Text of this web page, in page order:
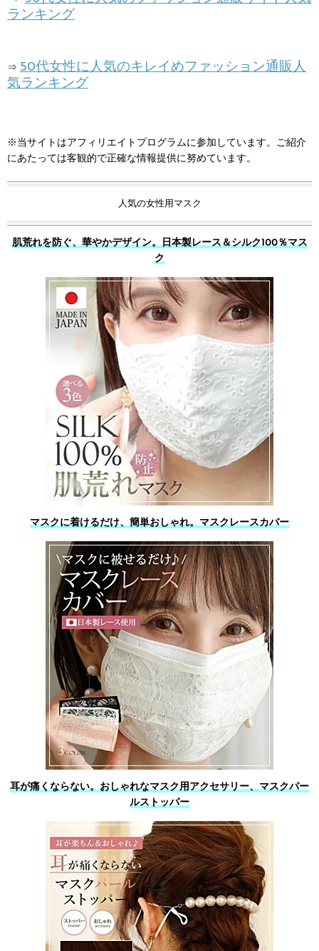
ランキング
⇒ 50代女性に人気のキレイめファッション通販人
気ランキング
※当サイトはアフィリエイトプログラムに参加しています。ご紹介
にあたっては客観的で正確な情報提供に努めています。
人気の女性用マスク
肌荒れを防ぐ、華やかデザイン。日本製レース＆シルク100％マス
ク
マスクに着けるだけ、簡単おしゃれ。マスクレースカバー
耳が痛くならない。おしゃれなマスク用アクセサリー、マスクパー
ルストッパー